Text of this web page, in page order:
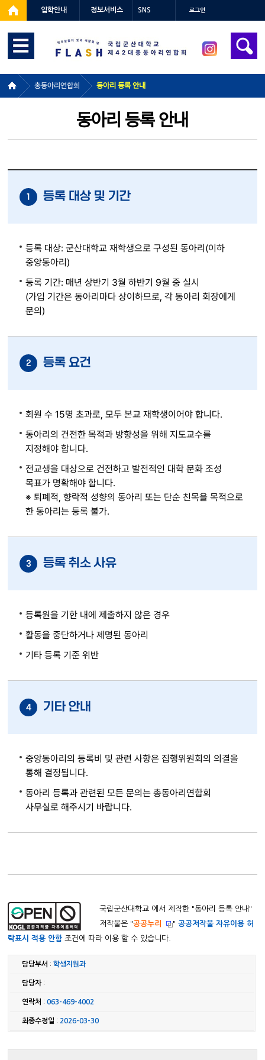
입학안내 정보서비스 SNS 로그인
총동아리연합회 동아리 등록 안내
동아리 등록 안내
1 등록 대상 및 기간
등록 대상: 군산대학교 재학생으로 구성된 동아리(이하
중앙동아리)
등록 기간: 매년 상반기 3월 하반기 9월 중 실시
(가입 기간은 동아리마다 상이하므로, 각 동아리 회장에게
문의)
2 등록 요건
회원 수 15명 초과로, 모두 본교 재학생이어야 합니다.
동아리의 건전한 목적과 방향성을 위해 지도교수를
지정해야 합니다.
전교생을 대상으로 건전하고 발전적인 대학 문화 조성
목표가 명확해야 합니다.
※ 퇴폐적, 향락적 성향의 동아리 또는 단순 친목을 목적으로
한 동아리는 등록 불가.
3 등록 취소 사유
등록원을 기한 내에 제출하지 않은 경우
활동을 중단하거나 제명된 동아리
기타 등록 기준 위반
4 기타 안내
중앙동아리의 등록비 및 관련 사항은 집행위원회의 의결을
통해 결정됩니다.
동아리 등록과 관련된 모든 문의는 총동아리연합회
사무실로 해주시기 바랍니다.
국립군산대학교 에서 제작한 "동아리 등록 안내 "
저작물은 "공공누리 "공공저작물 자유이용 허
락표시 적용 안함조건에 따라 이용 할 수 있습니다.
담당부서 :학생지원과
담당자:
연락처 :063-469-4002
최종수정일 : 2026-03-30